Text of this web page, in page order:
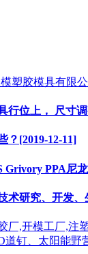
塑胶模具有限公
行位上， 尺寸
？[2019-12-11]
Grivory PPA尼
术研究、开发、
厂,开模工厂,注
道钉、太阳能野